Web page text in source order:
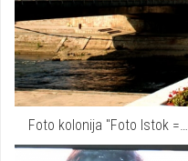
Foto kolonija "Foto Istok =…